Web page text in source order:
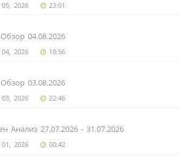
05, 2026 23:01
04.08.2026
04, 2026 18:56
03.08.2026
03, 2026 22:46
Анализ 27.07.2026 - 31.07.2026
01, 2026 00:42